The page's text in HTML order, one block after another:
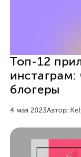
Топ-12
блогеры
4 мая 2023Автор: